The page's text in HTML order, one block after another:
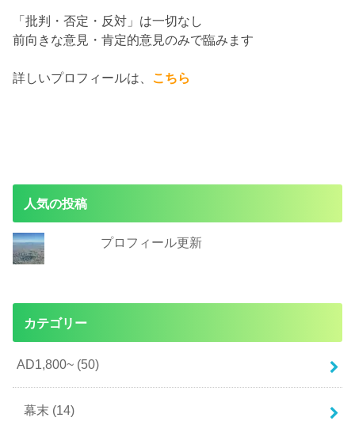
「批判・否定・反対」は一切なし
前向きな意見・肯定的意見のみで臨みます
詳しいプロフィールは、 こちら
人気の投稿
プロフィール更新
カテゴリー
AD1,800~ (50)
幕末 (14)